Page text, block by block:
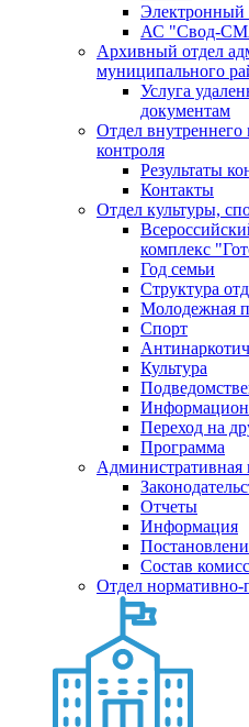
Электронный
АС "Свод-
Архивный отдел
муниципального
Услуга
документам
Отдел
контроля
Результаты
Контакты
Отдел культуры,
комплекс
Год семьи
Структура
Молодежная
Спорт
Культура
Переход на
Программа
Административная
Отчеты
Информация
Состав
Отдел нормативно-